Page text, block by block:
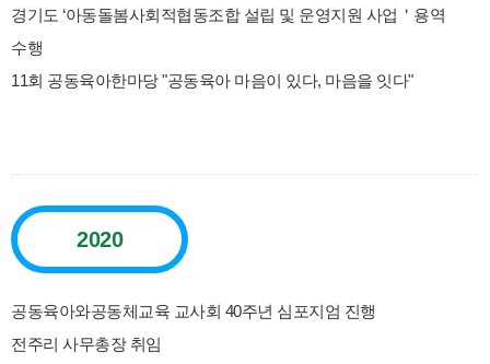
경기도 ‘아동돌봄사회적협동조합 설립 및 운영지원 사업＇용역
수행
11회 공동육아한마당 "공동육아 마음이 있다, 마음을 잇다"
2020
공동육아와공동체교육 교사회 40주년 심포지엄 진행
전주리 사무총장 취임